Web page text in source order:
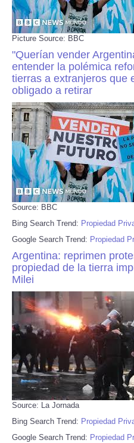
Picture Source: BBC
"Querían vender
entender la polémica
tierras a extranjeros que
obligado a retirar
Source: BBC
Bing Search Trend: Propiedad
Google Search Trend: Propiedad
Argentina: reprimen
propiedad de la tierra
Milei
Source: La Jornada
Bing Search Trend: Propiedad
Google Search Trend: Propiedad